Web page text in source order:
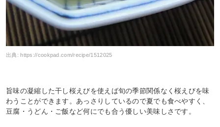
出典:https://cookpad.com/recipe/1512025
旨味の凝縮した干し桜えびを使えば旬の季節関係なく桜えびを味
わうことができます。あっさりしているので夏でも食べやすく、
豆腐・うどん・ご飯など何にでも合う優しい美味しさです。